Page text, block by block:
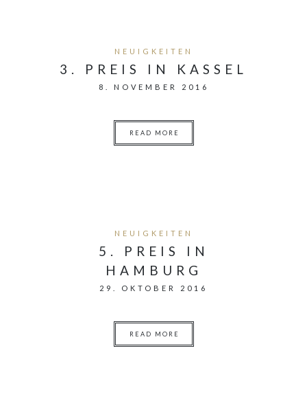
NEUIGKEITEN
3. PREIS IN KASSEL
8. NOVEMBER 2016
READ MORE
NEUIGKEITEN
5. PREIS IN
HAMBURG
29. OKTOBER 2016
READ MORE